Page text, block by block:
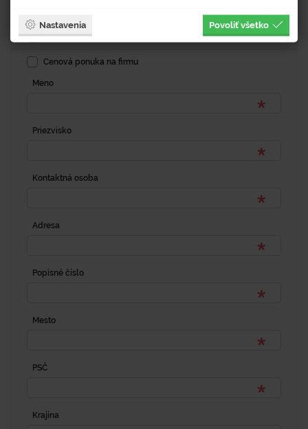
Fakturačná adresa
Cenová ponuka na firmu
Meno
Priezvisko
Kontaktná osoba
Adresa
Popisné číslo
Mesto
PSČ
Krajina
Nastavenia Povoliť všetko